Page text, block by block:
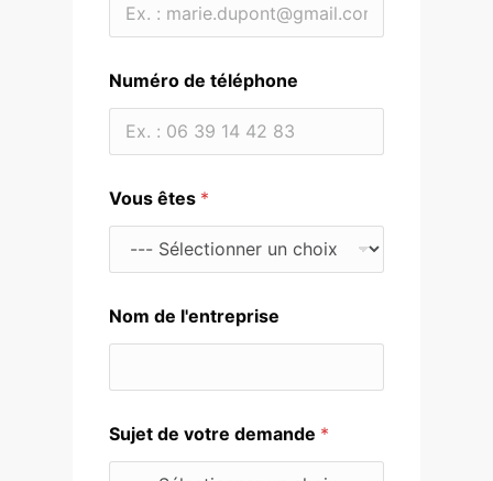
d
e
N
m
r
Numéro de téléphone
Vous êtes *
Nom de l'entreprise
Sujet de votre demande *